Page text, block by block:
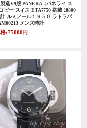
造V9版)PANERAL|パネライ ス
ピー スイス ETA7750 搭載 28800
ルミノール１９５０ ラトラパ
メンズ時計
:75000円